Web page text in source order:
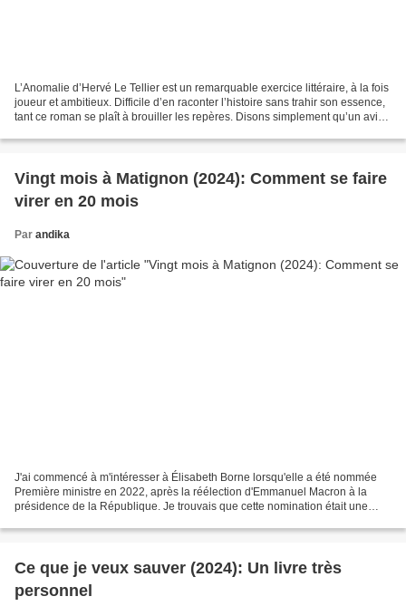
L’Anomalie d’Hervé Le Tellier est un remarquable exercice littéraire, à la fois
joueur et ambitieux. Difficile d’en raconter l’histoire sans trahir son essence,
tant ce roman se plaît à brouiller les repères. Disons simplement qu’un avion
Vingt mois à Matignon (2024): Comment se faire
virer en 20 mois
Par andika
J'ai commencé à m'intéresser à Élisabeth Borne lorsqu'elle a été nommée
Première ministre en 2022, après la réélection d'Emmanuel Macron à la
présidence de la République. Je trouvais que cette nomination était une
Ce que je veux sauver (2024): Un livre très
personnel